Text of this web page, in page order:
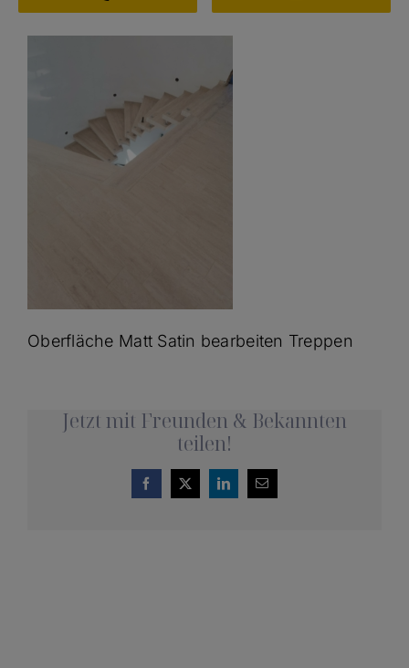
REFERENZEN
Kostenlose Beratung
Oberfläche Matt Satin bearbeiten Treppen
Jetzt mit Freunden & Bekannten
teilen!
Facebook
X LinkedIn
E-
Mail